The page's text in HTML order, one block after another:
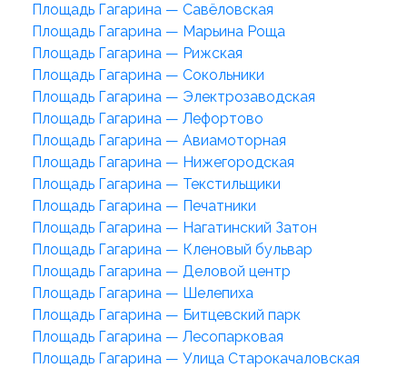
Площадь Гагарина — Савёловская
Площадь Гагарина — Марьина Роща
Площадь Гагарина — Рижская
Площадь Гагарина — Сокольники
Площадь Гагарина — Электрозаводская
Площадь Гагарина — Лефортово
Площадь Гагарина — Авиамоторная
Площадь Гагарина — Нижегородская
Площадь Гагарина — Текстильщики
Площадь Гагарина — Печатники
Площадь Гагарина — Нагатинский Затон
Площадь Гагарина — Кленовый бульвар
Площадь Гагарина — Деловой центр
Площадь Гагарина — Шелепиха
Площадь Гагарина — Битцевский парк
Площадь Гагарина — Лесопарковая
Площадь Гагарина — Улица Старокачаловская